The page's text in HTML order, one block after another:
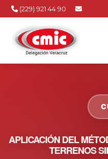
(229) 921 44 90
APLICACIÓN DEL
TERRENOS